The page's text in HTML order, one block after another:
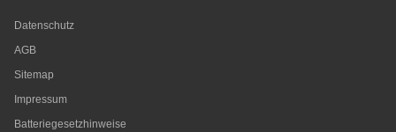
Datenschutz
AGB
Sitemap
Impressum
Batteriegesetzhinweise